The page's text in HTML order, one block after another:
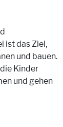
ist das Ziel,
und bauen.
die Kinder
und gehen